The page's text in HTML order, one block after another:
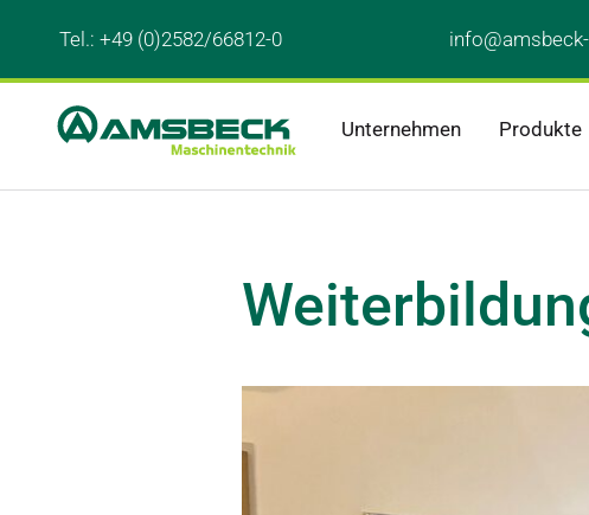
Tel.: +49 (0)2582/66812-0
Unternehmen Produkte